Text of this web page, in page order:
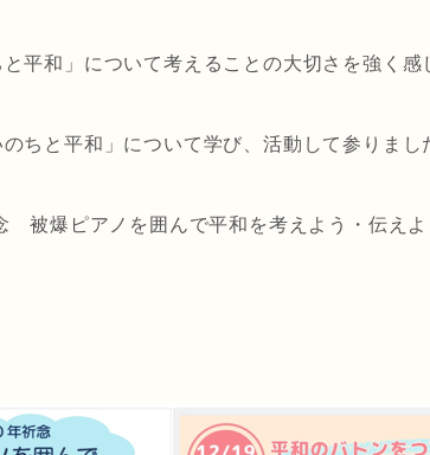
平和」について考えることの大切さを強く感
ちと平和」について学び、活動して参りまし
被爆ピアノを囲んで平和を考えよう・伝え